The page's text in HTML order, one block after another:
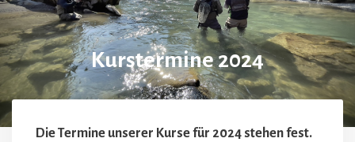
Kurstermine 2024
Die Termine unserer Kurse für 2024 stehen fest.